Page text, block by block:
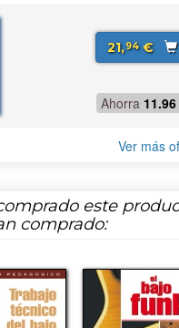
21,94€
Ahorra 11.96
Ver más
este
comprado: